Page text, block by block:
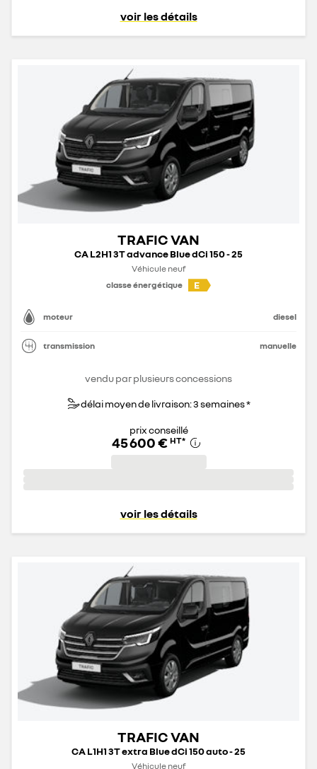
voir les détails
TRAFIC VAN
CA L2H1 3T advance Blue dCi 150 - 25
Véhicule neuf
classe énergétique
E
moteur diesel
transmission manuelle
vendu par plusieurs concessions
délai moyen de livraison: 3 semaines *
prix conseillé
45 600 € HT*
voir les détails
TRAFIC VAN
CA L1H1 3T extra Blue dCi 150 auto - 25
Véhicule neuf